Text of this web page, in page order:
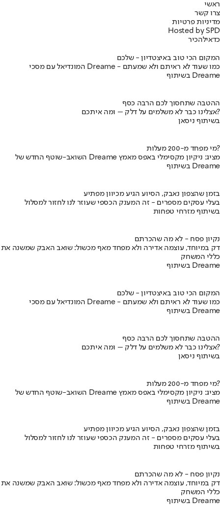
ראשי
צרו קשר
מדיניות פרטיות
Hosted by SPD
כדאילהכיר
המקום הכי טוב באיצטדיון - שלכם
המונדיאל עם מסכי Dreame - כמו שעוד לא ראיתם ולא שמעתם
בשיתוף Dreame
ההטבה שתחסוך לכם הרבה כסף
אצלינו כבר לא משלמים על דלק – ומה איתכם?
בשיתוף ניסאן
מי מפחד מ-200 מעלות?
השואב-שוטף החדש של Dreame מציג: ניקיון מקסימלי באפס מאמץ
בשיתוף Dreame
בזמן שהצפון נאבק, הסיוע הגיע מכיוון מפתיע
בעלי עסקים מספרים - זה המענק הכספי שעוזר לנו לחזור למסלול
בשיתוף מזרחי טפחות
נקיון פסח - לא מה שהכרתם
דק במיוחד, עוצמה אדירה ולא מפחד מאף מכשול: שואב האבק שמשנה את
כללי המשחק
בשיתוף Dreame
המקום הכי טוב באיצטדיון - שלכם
המונדיאל עם מסכי Dreame - כמו שעוד לא ראיתם ולא שמעתם
בשיתוף Dreame
ההטבה שתחסוך לכם הרבה כסף
אצלינו כבר לא משלמים על דלק – ומה איתכם?
בשיתוף ניסאן
מי מפחד מ-200 מעלות?
השואב-שוטף החדש של Dreame מציג: ניקיון מקסימלי באפס מאמץ
בשיתוף Dreame
בזמן שהצפון נאבק, הסיוע הגיע מכיוון מפתיע
בעלי עסקים מספרים - זה המענק הכספי שעוזר לנו לחזור למסלול
בשיתוף מזרחי טפחות
נקיון פסח - לא מה שהכרתם
דק במיוחד, עוצמה אדירה ולא מפחד מאף מכשול: שואב האבק שמשנה את
כללי המשחק
בשיתוף Dreame